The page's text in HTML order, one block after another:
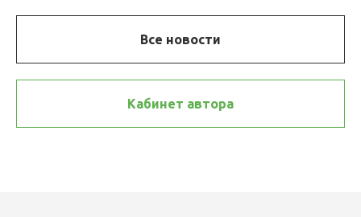
Все новости
Кабинет автора